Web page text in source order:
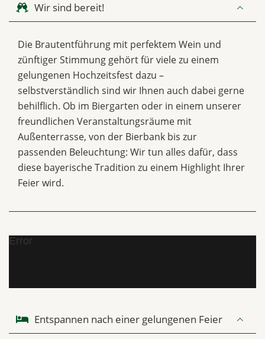
Wir sind bereit!
Die Brautentführung mit perfektem Wein und
zünftiger Stimmung gehört für viele zu einem
gelungenen Hochzeitsfest dazu –
selbstverständlich sind wir Ihnen auch dabei gerne
behilflich. Ob im Biergarten oder in einem unserer
freundlichen Veranstaltungsräume mit
Außenterrasse, von der Bierbank bis zur
passenden Beleuchtung: Wir tun alles dafür, dass
diese bayerische Tradition zu einem Highlight Ihrer
Feier wird.
Error
Entspannen nach einer gelungenen Feier